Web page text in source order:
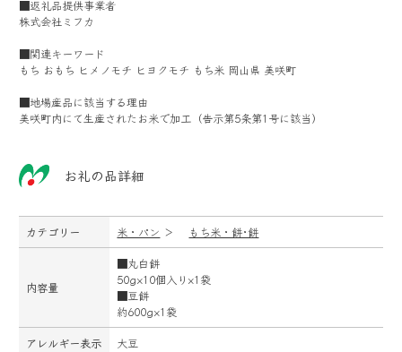
■返礼品提供事業者
株式会社ミフカ
■関連キーワード
もち おもち ヒメノモチ ヒヨクモチ もち米 岡山県 美咲町
■地場産品に該当する理由
美咲町内にて生産されたお米で加工（告示第5条第1号に該当）
お礼の品詳細
カテゴリー 米・パン ＞ もち米・餅･餅
内容量
■丸白餅
50g×10個入り×1袋
■豆餅
約600g×1袋
アレルギー表示
大豆